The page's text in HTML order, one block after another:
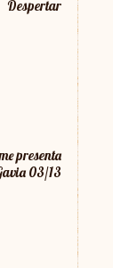
Despertar
presenta
03/13